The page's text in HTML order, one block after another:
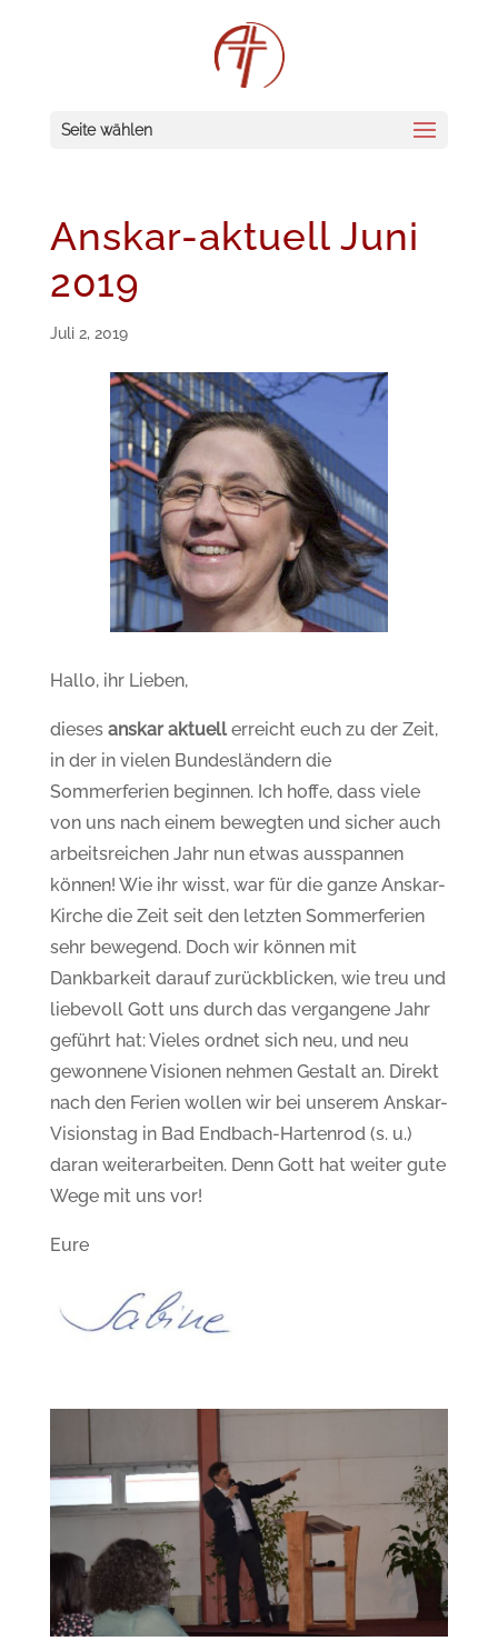
Seite wählen
Anskar-aktuell Juni
2019
Juli 2, 2019
Hallo, ihr Lieben,
dieses anskar aktuellerreicht euch zu der Zeit,
in der in vielen Bundesländern die
Sommerferien beginnen. Ich hoffe, dass viele
von uns nach einem bewegten und sicher auch
arbeitsreichen Jahr nun etwas ausspannen
können! Wie ihr wisst, war für die ganze Anskar-
Kirche die Zeit seit den letzten Sommerferien
sehr bewegend. Doch wir können mit
Dankbarkeit darauf zurückblicken, wie treu und
liebevoll Gott uns durch das vergangene Jahr
geführt hat: Vieles ordnet sich neu, und neu
gewonnene Visionen nehmen Gestalt an. Direkt
nach den Ferien wollen wir bei unserem Anskar-
Visionstag in Bad Endbach-Hartenrod (s. u.)
daran weiterarbeiten. Denn Gott hat weiter gute
Wege mit uns vor!
Eure